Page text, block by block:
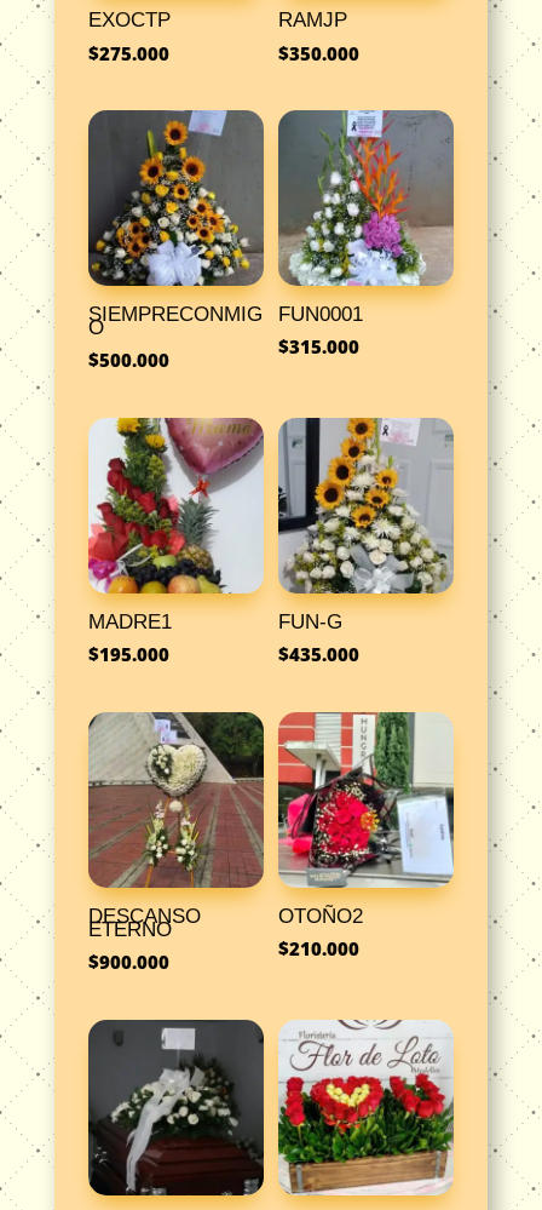
EXOCTP
$275.000
RAMJP
$350.000
SIEMPRECONMIG
O
$500.000
FUN0001
$315.000
MADRE1
$195.000
FUN-G
$435.000
DESCANSO
ETERNO
$900.000
OTOÑO2
$210.000